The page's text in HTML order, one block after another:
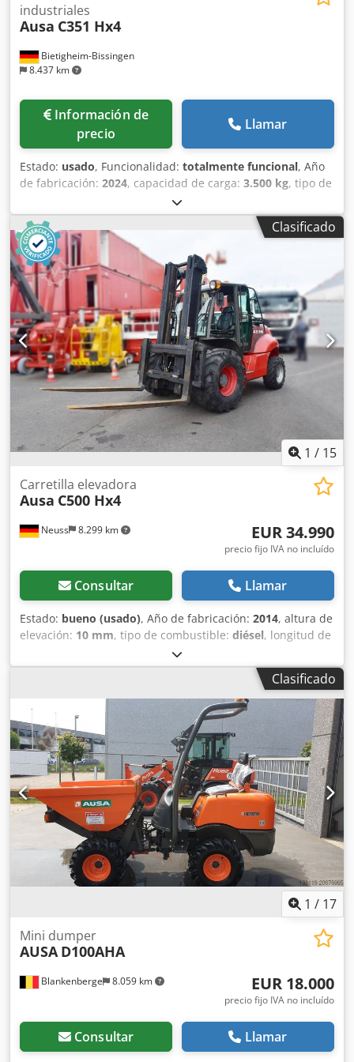
Bietigheim-Bissingen
8.437 km
industriales
Ausa C351 Hx4
Información de
precio
Llamar
Estado: usado, Funcionalidad: totalmente funcional, Año
de fabricación: 2024, capacidad de carga: 3.500 kg, tipo de
, peso en vacío:
4.540 mm, tipo de accionamiento:Diesel, Tipo de mástil:
Ninguno Estado técnico: Nuevo Tipo de neumáticos
delanteros: Neumático Tamaño de neumáticos delanteros:
16/70-20 Tipo de neumáticos traseros: Neumático Tamaño
de neumáticos traseros: 12-16.5 Csdexgkncjpfx Al Isrf
Certificado CE,
Clasificado
1 / 15
Neuss 8.299 km
Carretilla elevadora
Ausa C500 Hx4
EUR 34.990
precio fijo IVA no incluído
Consultar Llamar
Estado: bueno (usado), Año de fabricación: 2014, altura de
elevación: 10 mm, tipo de combustible: diésel, longitud de
, Peso en vacío: 8.350 kg Capacidad de
elevación: 4.900 kg Altura de construcción: 27,7 cm
Marcado CE: sí Estado técnico: bueno Estado óptico: bueno
Dimensiones de transporte (L x A x H): LxA 3,37 x 2,00 m
País de fabricación: ES Póngase en contacto con Christian
Theißen para más información. Fabricante: Ausa Modelo:
C500 Hx4 Año de fabricación: 2014 Tipo de producto:
Usado Datos: Csdpfx Aljxmh Exj Ierf Altura máxima de
elevación: 5,48 m Capacidad de carga: 4.900 kg Longitud
de las horquillas: 1,78 m Tipo de propulsión: Diésel
Dimensiones totales (sin horquillas): LxA 3,37 x 2,00 m
Altura de construcción: 2,77 m Peso propio: 8.350 kg
Características especiales: Tracción total conectable,
dirección en 2 ruedas, desplazador lateral: 0,20 m, posible
uso con remolque. Ubicación: 41468 Neuss: disponible
Clasificado
1 / 17
Blankenberge 8.059 km
Mini dumper
AUSA D100AHA
EUR 18.000
precio fijo IVA no incluído
Consultar Llamar